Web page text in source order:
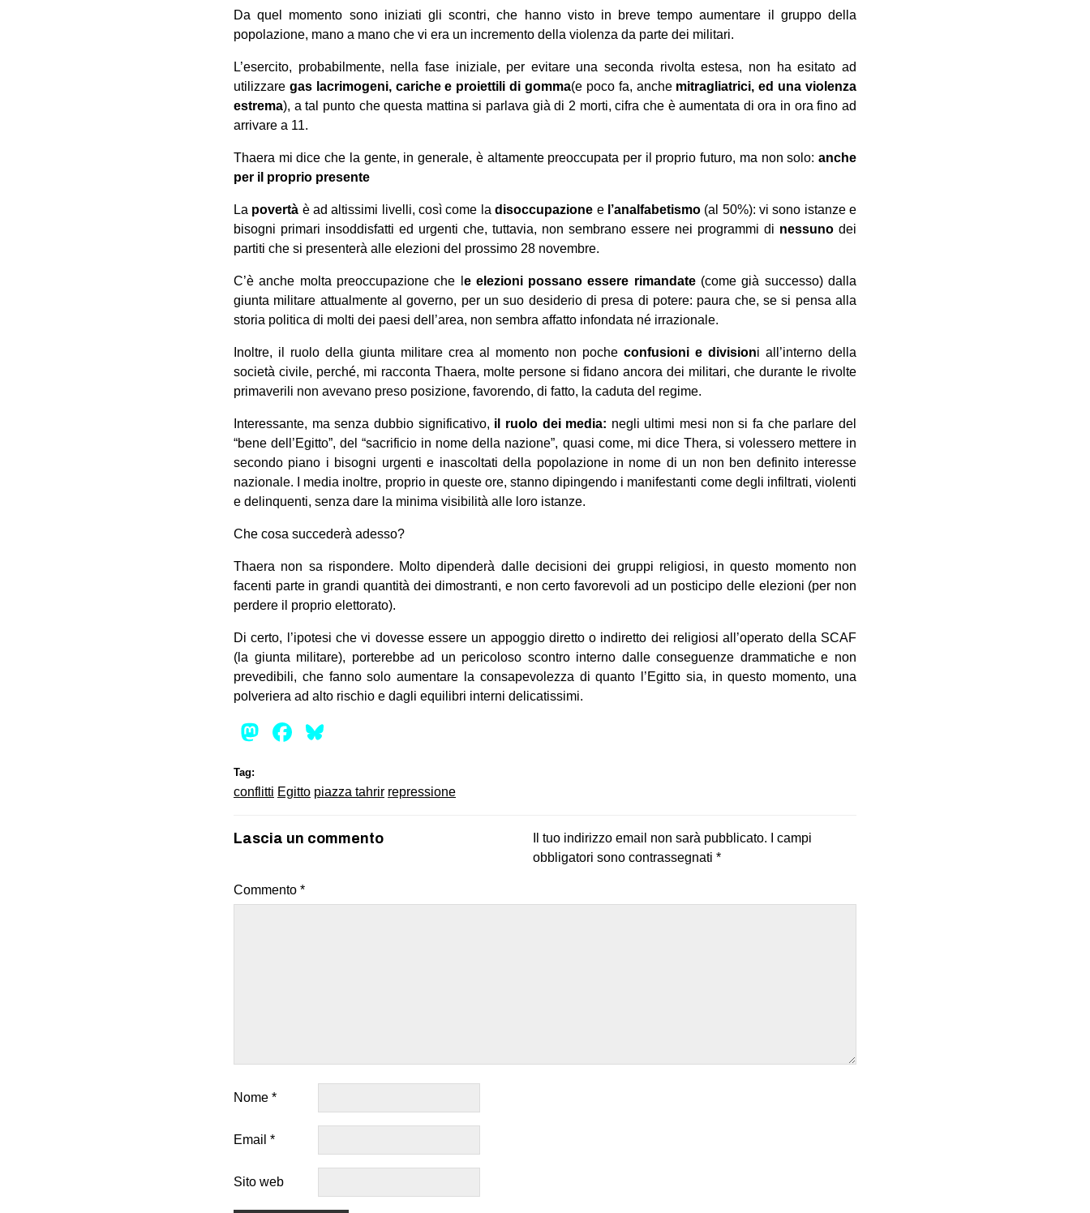
Da quel momento sono iniziati gli scontri, che hanno visto in breve tempo aumentare il gruppo della
popolazione, mano a mano che vi era un incremento della violenza da parte dei militari.
L’esercito, probabilmente, nella fase iniziale, per evitare una seconda rivolta estesa, non ha esitato ad
utilizzare gas lacrimogeni, cariche e proiettili di gomma(e poco fa, anche mitragliatrici, ed una violenza
estrema), a tal punto che questa mattina si parlava già di 2 morti, cifra che è aumentata di ora in ora fino ad
arrivare a 11.
Thaera mi dice che la gente, in generale, è altamente preoccupata per il proprio futuro, ma non solo: anche
per il proprio presente
La povertà è ad altissimi livelli, così come ladisoccupazione e l’analfabetismo(al 50%): vi sono istanze e
bisogni primari insoddisfatti ed urgenti che, tuttavia, non sembrano essere nei programmi di nessuno dei
partiti che si presenterà alle elezioni del prossimo 28 novembre.
C’è anche molta preoccupazione che l e elezioni possano essere rimandate(come già successo) dalla
giunta militare attualmente al governo, per un suo desiderio di presa di potere: paura che, se si pensa alla
storia politica di molti dei paesi dell’area, non sembra affatto infondata né irrazionale.
Inoltre, il ruolo della giunta militare crea al momento non poche confusioni e divisioni all’interno della
società civile, perché, mi racconta Thaera, molte persone si fidano ancora dei militari, che durante le rivolte
primaverili non avevano preso posizione, favorendo, di fatto, la caduta del regime.
Interessante, ma senza dubbio significativo, il ruolo dei media: negli ultimi mesi non si fa che parlare del
“bene dell’Egitto”, del “sacrificio in nome della nazione”, quasi come, mi dice Thera, si volessero mettere in
secondo piano i bisogni urgenti e inascoltati della popolazione in nome di un non ben definito interesse
nazionale. I media inoltre, proprio in queste ore, stanno dipingendo i manifestanti come degli infiltrati, violenti
e delinquenti, senza dare la minima visibilità alle loro istanze.
Che cosa succederà adesso?
Thaera non sa rispondere. Molto dipenderà dalle decisioni dei gruppi religiosi, in questo momento non
facenti parte in grandi quantità dei dimostranti, e non certo favorevoli ad un posticipo delle elezioni (per non
perdere il proprio elettorato).
Di certo, l’ipotesi che vi dovesse essere un appoggio diretto o indiretto dei religiosi all’operato della SCAF
(la giunta militare), porterebbe ad un pericoloso scontro interno dalle conseguenze drammatiche e non
prevedibili, che fanno solo aumentare la consapevolezza di quanto l’Egitto sia, in questo momento, una
polveriera ad alto rischio e dagli equilibri interni delicatissimi.
Mastodon
Facebook
Tag:
conflitti Egitto piazza tahrir repressione
Lascia un commento Il tuo indirizzo email non sarà pubblicato.
I campi
obbligatori sono contrassegnati *
Commento *
Nome *
Email *
Sito web